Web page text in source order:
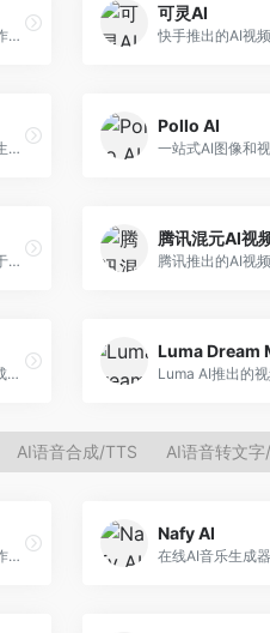
字节跳动旗下AI视频创作平台，支持多模态内容生成。面向内容创作者和营销人员，提供文生视频、图生视频、智能剪辑等功能，中文理解能力强，创作效率高。
可灵AI
AI视频创作平台，支持生成长达50分钟的长视频内容。面向长视频创作者和内容生产者，支持故事视频生成、视频编辑等功能，适合叙事性内容创作。
Pollo AI
AI视频创作工具，专注于智能剪辑和视频生成。面向视频创作者，提供智能剪辑、视频生成、特效添加等功能，剪辑效率高，适合快节奏内容生产。
腾讯混元AI视
Runway推出的视频生成模型，专注于文生视频和视频风格转换。面向影视制作人和创意工作者，支持文本到视频、图像到视频等多种生成模式，视频质量专业级。
AI语音合成/TTS AI语音转文字
昆仑万维旗下AI音乐创作平台，专注于音乐内容生成。面向音乐爱好者和内容创作者，提供多种风格音乐生成，操作简便，创作速度快。
Nafy AI